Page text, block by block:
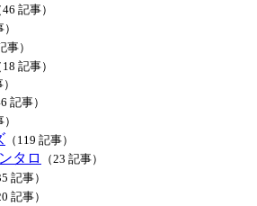
46 記事）
事）
18 記事）
記事）
（119 記事）
タロ （23 記事）
記事）
記事）